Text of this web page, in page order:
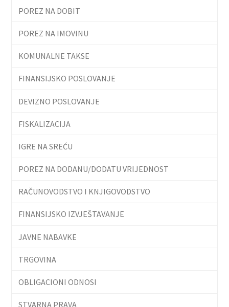
POREZ NA DOBIT
POREZ NA IMOVINU
KOMUNALNE TAKSE
FINANSIJSKO POSLOVANJE
DEVIZNO POSLOVANJE
FISKALIZACIJA
IGRE NA SREĆU
POREZ NA DODANU/DODATU VRIJEDNOST
RAČUNOVODSTVO I KNJIGOVODSTVO
FINANSIJSKO IZVJEŠTAVANJE
JAVNE NABAVKE
TRGOVINA
OBLIGACIONI ODNOSI
STVARNA PRAVA